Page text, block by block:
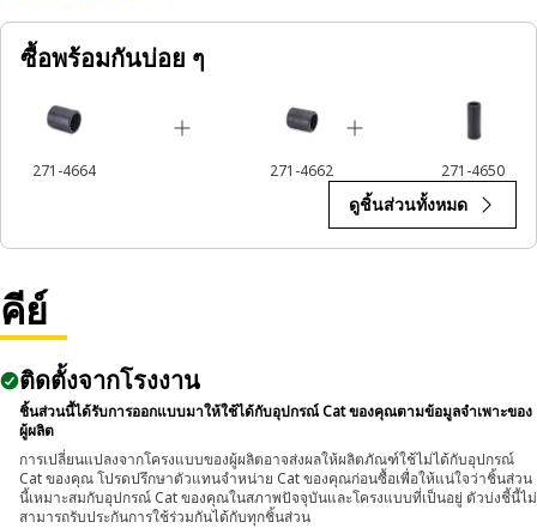
Applications:
The 12-Point Impact Socket is used in conjunction with
impact wrenches to handle hexagonal fasteners on
and assembly operations.
ซื้อพร้อมกันบ่อย ๆ
271-4664 271-4662 271-4650
ดูชิ้นส่วนทั้งหมด
คีย์
ติดตั้งจากโรงงาน
ชิ้นส่วนนี้ได้รับการออกแบบมาให้ใช้ได้กับอุปกรณ์ Cat ของคุณตามข้อมูลจำเพาะของ
ผู้ผลิต
การเปลี่ยนแปลงจากโครงแบบของผู้ผลิตอาจส่งผลให้ผลิตภัณฑ์ใช้ไม่ได้กับอุปกรณ์
Cat ของคุณ โปรดปรึกษาตัวแทนจำหน่าย Cat ของคุณก่อนซื้อเพื่อให้แน่ใจว่าชิ้นส่วน
นี้เหมาะสมกับอุปกรณ์ Cat ของคุณในสภาพปัจจุบันและโครงแบบที่เป็นอยู่ ตัวบ่งชี้นี้ไม่
สามารถรับประกันการใช้ร่วมกันได้กับทุกชิ้นส่วน